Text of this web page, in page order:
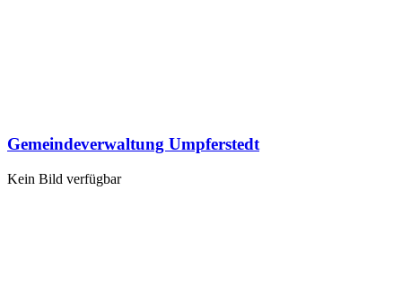
Gemeindeverwaltung Umpferstedt
Kein Bild verfügbar